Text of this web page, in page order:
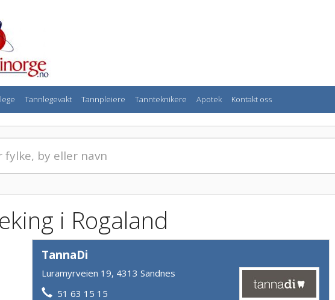
Tannlegevakt Tannpleiere Tannteknikere Apotek Kontakt oss
i Rogaland
TannaDi
Luramyrveien 19, 4313 Sandnes
51 63 15 15